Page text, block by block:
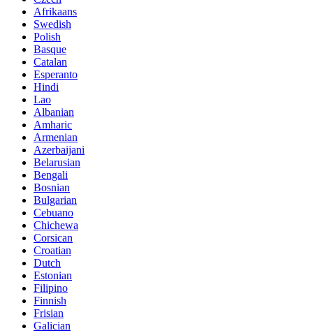
Afrikaans
Swedish
Polish
Basque
Catalan
Esperanto
Hindi
Lao
Albanian
Amharic
Armenian
Azerbaijani
Belarusian
Bengali
Bosnian
Bulgarian
Cebuano
Chichewa
Corsican
Croatian
Dutch
Estonian
Filipino
Finnish
Frisian
Galician